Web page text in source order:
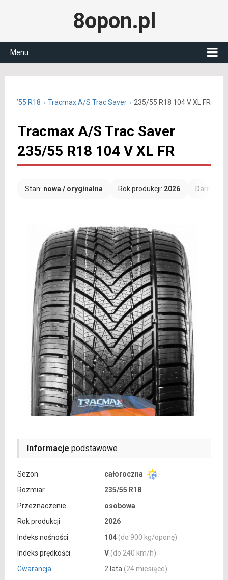
8opon.pl
Menu
235/55 R18 Tracmax A/S Trac Saver 235/55 R18 104 V XL FR
Tracmax A/S Trac Saver
235/55 R18 104 V XL FR
Stan: nowa / oryginalna Rok produkcji: 2026
Informacje podstawowe
Sezon
całoroczna
Rozmiar
235/55 R18
Przeznaczenie
osobowa
Rok produkcji
2026
Indeks nośności
104 (do 900 kg/oponę)
Indeks prędkości
V (do 240 km/h)
Gwarancja
2 lata (24 miesiące)